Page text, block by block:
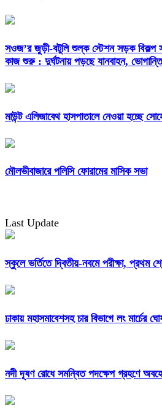
সওজ’র জুড়ী-বটুলি শুল্ক স্টেশন সড়ক বিকল্প
কাজ শুরু : দুর্ঘটনায় পড়ছে যানবাহন,
মাউন্ট এলিজাবেথ হাসপাতালে নেওয়া হচ্ছে
মৌলভীবাজারে পলিসি ফোরামের মাসিক সভা
Last Update
স্কুলে ভর্তিতে দ্বিতীয়-নবমে পরীক্ষা, প্রথম
ঢাকায় মহাসমাবেশসহ চার বিভাগে লং মার্চের
নদী দূষণ রোধে সমন্বিত পদক্ষেপ গ্রহণে